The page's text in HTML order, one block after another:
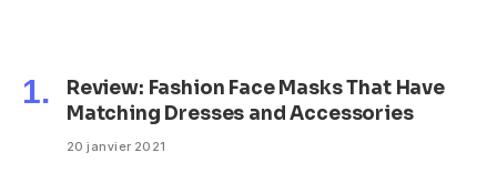
Review: Fashion Face Masks That Have
Matching Dresses and Accessories
20 janvier 2021